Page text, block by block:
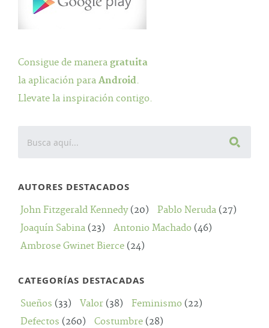
Consigue de manera gratuita
la aplicación para Android.
Llevate la inspiración contigo.
AUTORES DESTACADOS
John Fitzgerald Kennedy(20) Pablo Neruda (27)
Joaquín Sabina (23) Antonio Machado (46)
Ambrose Gwinet Bierce (24)
CATEGORÍAS DESTACADAS
Sueños (33) Valor (38) Feminismo (22)
Defectos (260) Costumbre (28)